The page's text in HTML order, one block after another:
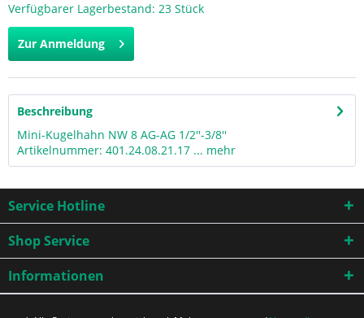
Verfügbarer Lagerbestand: 23 Stück
Zur Anmeldung
Beschreibung
Mini-Kugelhahn NW 8 AG-AG 1/2''-3/8''
Artikelnummer: 401.24.08.21.17 ... mehr
Service Hotline
Shop Service
Informationen